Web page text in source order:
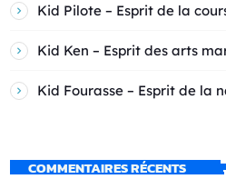
Kid Pilote – Esprit de la
Kid Ken – Esprit des arts
Kid Fourasse – Esprit de la
COMMENTAIRES RÉCENTS